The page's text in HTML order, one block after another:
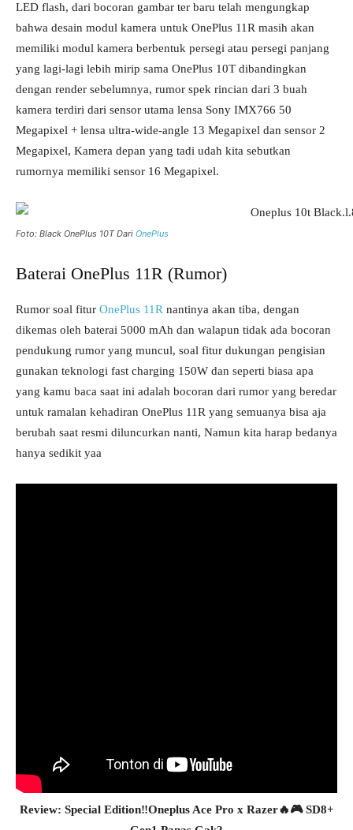
LED flash, dari bocoran gambar ter baru telah mengungkap
bahwa desain modul kamera untuk OnePlus 11R masih akan
memiliki modul kamera berbentuk persegi atau persegi panjang
yang lagi-lagi lebih mirip sama OnePlus 10T dibandingkan
dengan render sebelumnya, rumor spek rincian dari 3 buah
kamera terdiri dari sensor utama lensa Sony IMX766 50
Megapixel + lensa ultra-wide-angle 13 Megapixel dan sensor 2
Megapixel, Kamera depan yang tadi udah kita sebutkan
rumornya memiliki sensor 16 Megapixel.
Foto: Black OnePlus 10T Dari OnePlus
Baterai OnePlus 11R (Rumor)
Rumor soal fitur OnePlus 11R nantinya akan tiba, dengan
dikemas oleh baterai 5000 mAh dan walapun tidak ada bocoran
pendukung rumor yang muncul, soal fitur dukungan pengisian
gunakan teknologi fast charging 150W dan seperti biasa apa
yang kamu baca saat ini adalah bocoran dari rumor yang beredar
untuk ramalan kehadiran OnePlus 11R yang semuanya bisa aja
berubah saat resmi diluncurkan nanti, Namun kita harap bedanya
hanya sedikit yaa
Review: Special Edition‼️Oneplus Ace Pro x Razer🔥🎮 SD8+